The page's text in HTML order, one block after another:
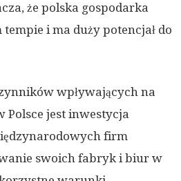
że polska gospodarka
i ma duży potencjał do
wpływających na
Polsce jest inwestycja
firm
swoich fabryk i biur w